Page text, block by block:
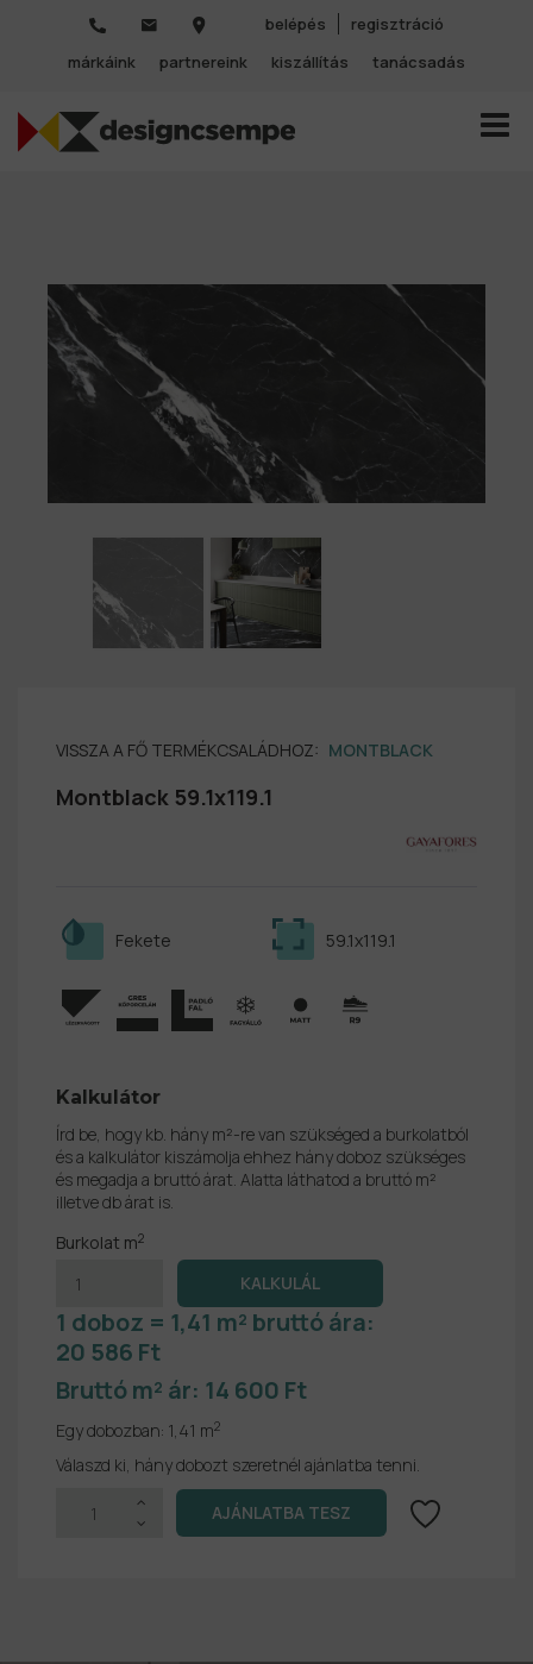
belépés
regisztráció
márkáink
partnereink kiszállítás tanácsadás
VISSZA A FŐ TERMÉKCSALÁDHOZ: MONTBLACK
Montblack 59.1x119.1
59.1x119.1
Fekete
Kalkulátor
Írd be, hogy kb. hány m²-re van szükséged a burkolatból
és a kalkulátor kiszámolja ehhez hány doboz szükséges
és megadja a bruttó árat. Alatta láthatod a bruttó m²
illetve db árat is.
Burkolat m2
1 doboz = 1,41 m² bruttó ára:
20 586 Ft
Bruttó m² ár: 14 600 Ft
Egy dobozban: 1,41 m2
Válaszd ki, hány dobozt szeretnél ajánlatba tenni.